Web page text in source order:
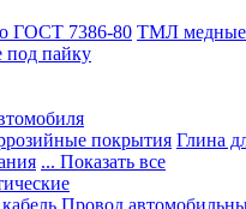
ГОСТ 7386-80 ТМЛ медные
под пайку
покрытия Глина
... Показать все
Провод